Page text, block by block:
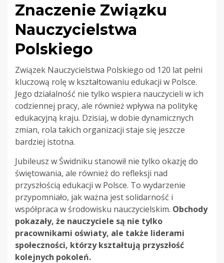
Znaczenie Związku
Nauczycielstwa
Polskiego
Związek Nauczycielstwa Polskiego od 120 lat pełni
kluczową rolę w kształtowaniu edukacji w Polsce.
Jego działalność nie tylko wspiera nauczycieli w ich
codziennej pracy, ale również wpływa na politykę
edukacyjną kraju. Dzisiaj, w dobie dynamicznych
zmian, rola takich organizacji staje się jeszcze
bardziej istotna.
Jubileusz w Świdniku stanowił nie tylko okazję do
świętowania, ale również do refleksji nad
przyszłością edukacji w Polsce. To wydarzenie
przypomniało, jak ważna jest solidarność i
współpraca w środowisku nauczycielskim. Obchody
pokazały, że nauczyciele są nie tylko
pracownikami oświaty, ale także liderami
społeczności, którzy kształtują przyszłość
kolejnych pokoleń.